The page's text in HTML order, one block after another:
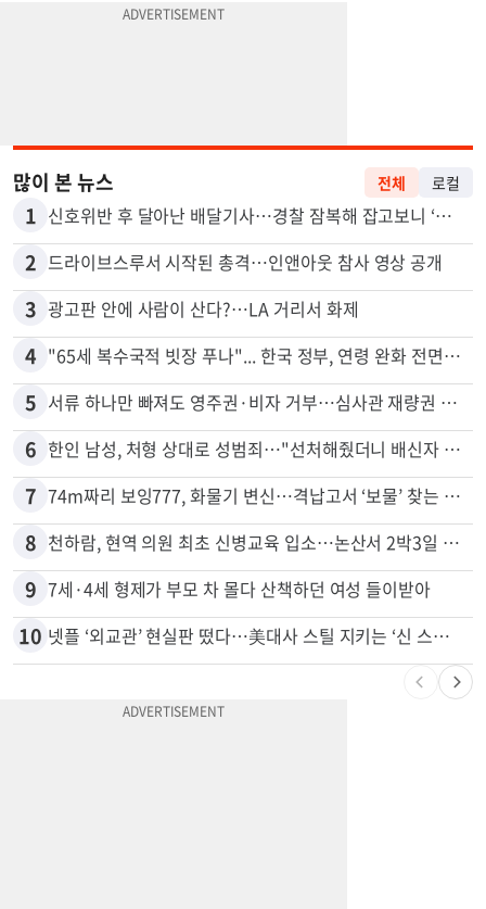
1 신호위반 후 달아난 배달기사…경찰 잠복해 잡고보니 ‘반전’
2 드라이브스루서 시작된 총격…인앤아웃 참사 영상 공개
3 광고판 안에 사람이 산다?…LA 거리서 화제
4 "65세 복수국적 빗장 푸나"... 한국 정부, 연령 완화 전면 추진
5 서류 하나만 빠져도 영주권·비자 거부…심사관 재량권 대폭 확대
6 한인 남성, 처형 상대로 성범죄…"선처해줬더니 배신자 취급"
7 74m짜리 보잉777, 화물기 변신…격납고서 ‘보물’ 찾는 인천공항
8
9 7세·4세 형제가 부모 차 몰다 산책하던 여성 들이받아
넷플 ‘외교관’ 현실판 떴다…美대사 스틸 지키는 ‘신 스틸러’